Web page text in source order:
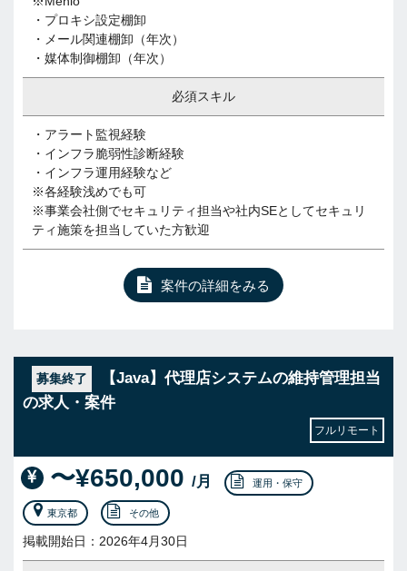
・プロキシ設定棚卸
・メール関連棚卸（年次）
・媒体制御棚卸（年次）
必須スキル
・アラート監視経験
・インフラ脆弱性診断経験
・インフラ運用経験など
※各経験浅めでも可
※事業会社側でセキュリティ担当や社内SEとしてセキュリ
ティ施策を担当していた方歓迎
案件の詳細をみる
募集終了
【Java】代理店システムの維持管理担当
の求人・案件
フルリモート
〜¥650,000 /月 運用・保守
東京都 その他
掲載開始日：2026年4月30日